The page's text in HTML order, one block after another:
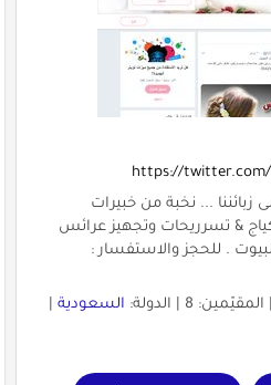
https://twitter.com/
... نخبة من خبيرات
& تسرريحات وتجهيز عرائس
. للحجز والاستفسار :
السعودية|